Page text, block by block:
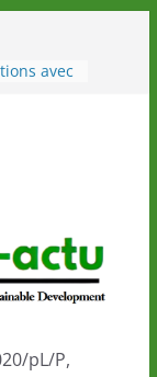
avec
tirage
sur
delà des
pL/P,